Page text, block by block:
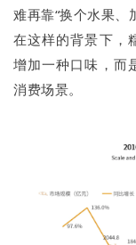
难再靠“换个水果、
在这样的背景下，
增加一种口味，而
消费场景。